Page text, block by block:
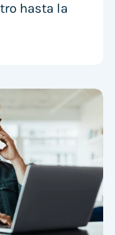
hasta la